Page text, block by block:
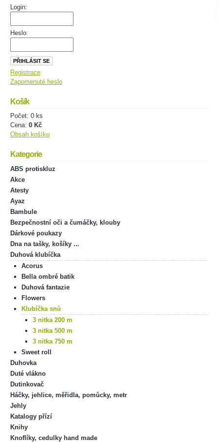
Login:
Heslo:
Registrace
Zapomenuté heslo
Košík
Počet: 0 ks
Cena: 0 Kč
Obsah košíku
Kategorie
ABS protiskluz
Akce
Atesty
Ayaz
Bambule
Bezpečnostní oči a čumáčky, klouby
Dárkové poukazy
Dna na tašky, košíky ...
Duhová klubíčka
Acorus
Bella ombré batik
Duhová fantazie
Flowers
Klubíčka snů
3 nitka 200 m
3 nitka 500 m
3 nitka 750 m
Sweet roll
Duhovka
Duté vlákno
Dutinkovač
Háčky, jehlice, měřidla, pomůcky, metr
Jehly
Katalogy přízí
Knihy
Knoflíky, cedulky hand made